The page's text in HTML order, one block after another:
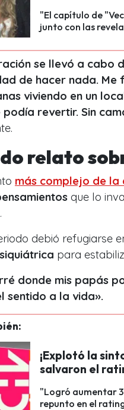
"El capítulo de
junto con las
se llevó a cabo
de hacer nada. Me
viviendo en un
revertir. Sin
relato
más complejo de la
que lo
debió refugiarse
para
donde mis papás
sentido a la vida».
¡Explotó la
salvaron el
"Logró aumentar
repunto en el